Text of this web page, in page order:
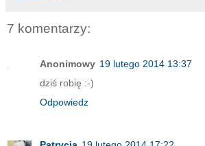
7 komentarzy:
Anonimowy 19 lutego 2014 13:37
dziś robię :-)
Odpowiedz